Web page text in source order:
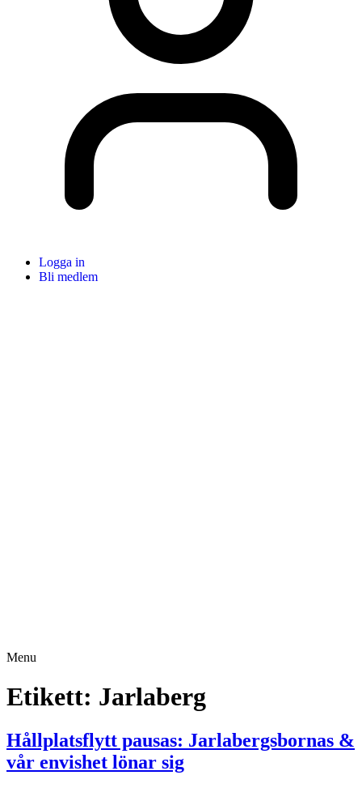
Logga in
Bli medlem
Menu
Etikett: Jarlaberg
Hållplatsflytt pausas: Jarlabergsbornas &
vår envishet lönar sig